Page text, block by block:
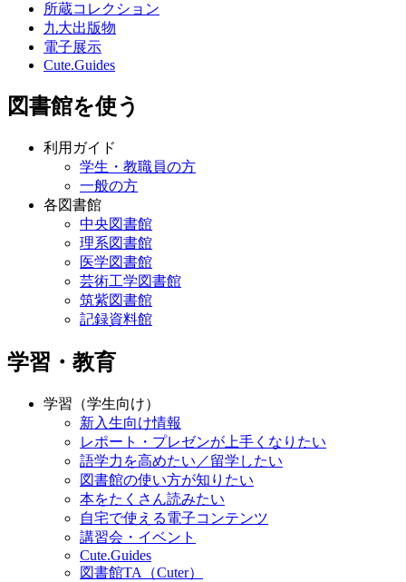
所蔵コレクション
九大出版物
電子展示
Cute.Guides
図書館を使う
利用ガイド
学生・教職員の方
一般の方
各図書館
中央図書館
理系図書館
医学図書館
芸術工学図書館
筑紫図書館
記録資料館
学習・教育
学習（学生向け）
新入生向け情報
レポート・プレゼンが上手くなりたい
語学力を高めたい／留学したい
図書館の使い方が知りたい
本をたくさん読みたい
自宅で使える電子コンテンツ
講習会・イベント
Cute.Guides
図書館TA（Cuter）